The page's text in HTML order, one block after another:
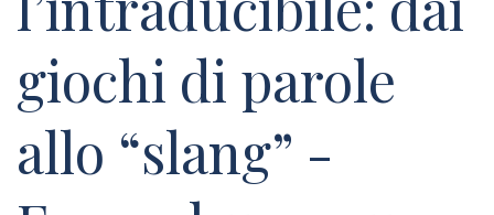
giochi di parole
allo “slang” -